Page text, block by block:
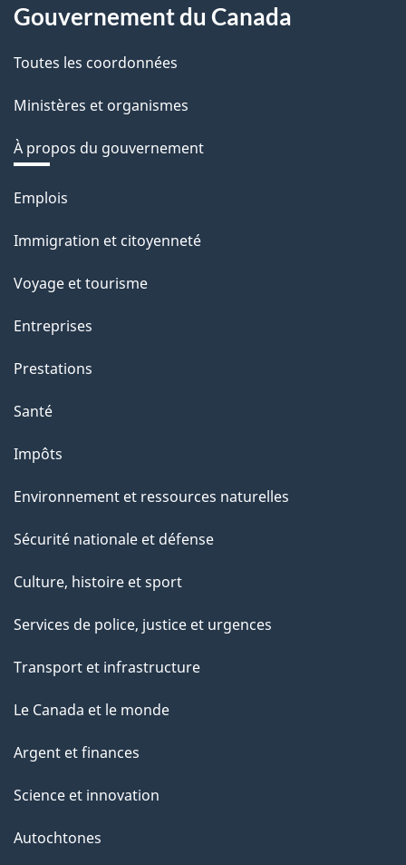
Gouvernement du Canada
Toutes les coordonnées
Ministères et organismes
À propos du gouvernement
Thèmes
sujets
Emplois
Immigration et citoyenneté
Voyage et tourisme
Entreprises
Prestations
Santé
Impôts
Environnement et ressources naturelles
Sécurité nationale et défense
Culture, histoire et sport
Services de police, justice et urgences
Transport et infrastructure
Le Canada et le monde
Argent et finances
Science et innovation
Autochtones